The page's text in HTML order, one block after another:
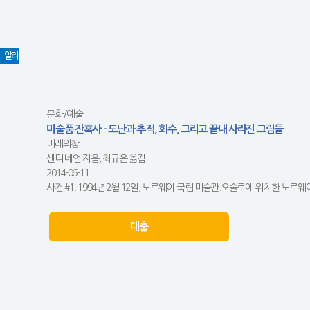
알라
문화/예술
미술품 잔혹사 - 도난과 추적, 회수, 그리고 끝내 사라진 그림들
미래의창
샌디 네언 지음, 최규은 옮김
2014-06-11
사건 #1. 1994년 2월 12일, 노르웨이 국립 미술관.오슬로에 위치한 노르
대출